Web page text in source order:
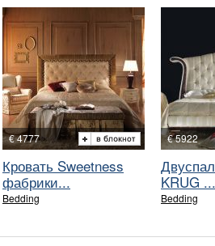
€ 4777
Кровать Sweetness
фабрики...
Bedding
€ 5922
KRUG ...
Bedding